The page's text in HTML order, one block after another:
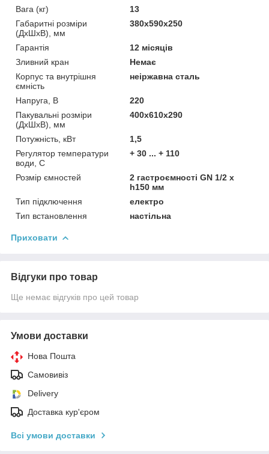
Вага (кг)
13
Габаритні розміри
(ДхШхВ), мм
380х590х250
Гарантія
12 місяців
Зливний кран
Немає
Корпус та внутрішня
ємність
неіржавна сталь
Напруга, В
220
Пакувальні розміри
(ДхШхВ), мм
400х610х290
Потужність, кВт
1,5
Регулятор температури
води, С
+ 30 ... + 110
Розмір ємностей
2 гастроємності GN 1/2 х
h150 мм
Тип підключення
електро
Тип встановлення
настільна
Приховати
Відгуки про товар
Ще немає відгуків про цей товар
Умови доставки
Нова Пошта
Самовивіз
Delivery
Доставка кур'єром
Всі умови доставки